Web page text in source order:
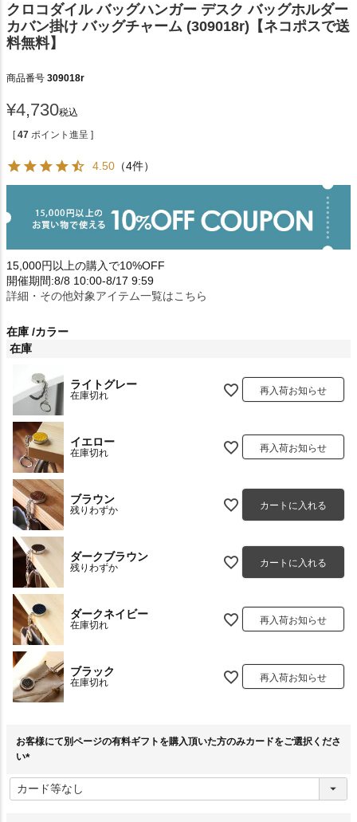
クロコダイル バッグハンガー デスク バッグホルダー
カバン掛け バッグチャーム (309018r)【ネコポスで送
料無料】
商品番号 309018r
¥4,730税込
[ 47 ポイント進呈 ]
4.50 （4件）
15,000円以上の購入で10%OFF
開催期間:8/8 10:00-8/17 9:59
詳細・その他対象アイテム一覧はこちら
在庫 カラー
在庫
ライトグレー
在庫切れ 再入荷お知らせ
イエロー
在庫切れ 再入荷お知らせ
ブラウン
残りわずか カートに入れる
ダークブラウン
残りわずか カートに入れる
ダークネイビー
在庫切れ 再入荷お知らせ
ブラック
在庫切れ 再入荷お知らせ
お客様にて別ページの有料ギフトを購入頂いた方のみカードをご選択くださ
い
必
須